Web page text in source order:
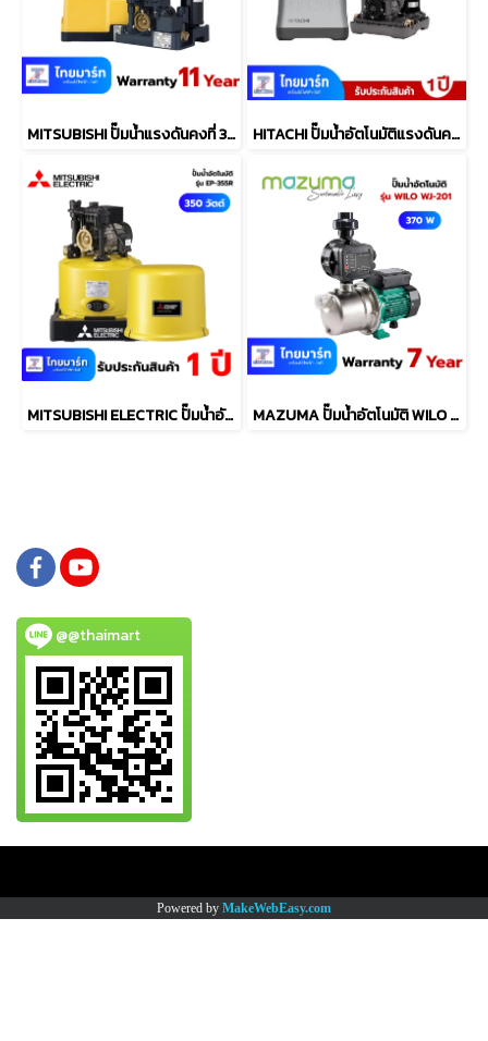
MITSUBISHI ปั๊มน้ำแรงดันคงที่ 300 วัตต์ รุ่น EP-305R2 HITACHI ปั๊มน้ำอัตโนมัติแรงดันคงที่ 150 วัตต์ รุ่น WM-P150GX3CGO
MITSUBISHI ELECTRIC ปั๊มน้ำอัตโนมัติ รุ่น WP-355R 350 วัตต์ MAZUMA ปั๊มน้ำอัตโนมัติ WILO รุ่น WJ-201 370 วัตต์
@@thaimart
Powered by MakeWebEasy.com